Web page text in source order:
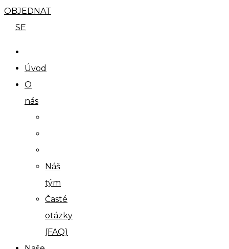
OBJEDNAT
SE
Úvod
O
nás
Náš
tým
Časté
otázky
(FAQ)